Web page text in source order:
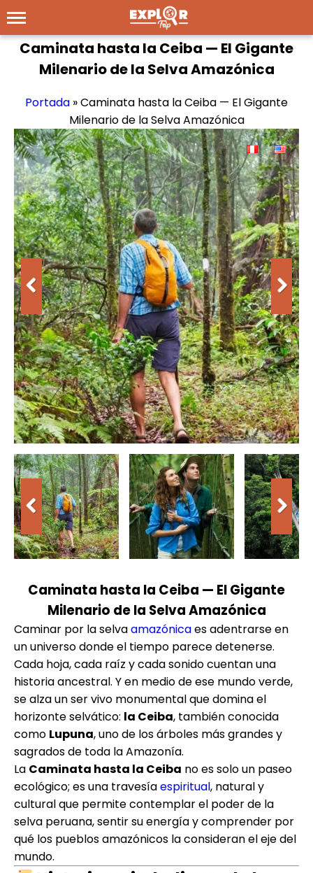
Caminata hasta la Ceiba — El Gigante
Milenario de la Selva Amazónica
Portada »Caminata hasta la Ceiba — El Gigante
Milenario de la Selva Amazónica
Caminata hasta la Ceiba — El Gigante
Milenario de la Selva Amazónica
Caminar por la selvaamazónicaes adentrarse en
un universo donde el tiempo parece detenerse.
Cada hoja, cada raíz y cada sonido cuentan una
historia ancestral. Y en medio de ese mundo verde,
se alza un ser vivo monumental que domina el
horizonte selvático: la Ceiba, también conocida
como Lupuna, uno de los árboles más grandes y
sagrados de toda la Amazonía.
La Caminata hasta la Ceiba no es solo un paseo
ecológico; es una travesíaespiritual, natural y
cultural que permite contemplar el poder de la
selva peruana, sentir su energía y comprender por
qué los pueblos amazónicos la consideran el eje del
mundo.